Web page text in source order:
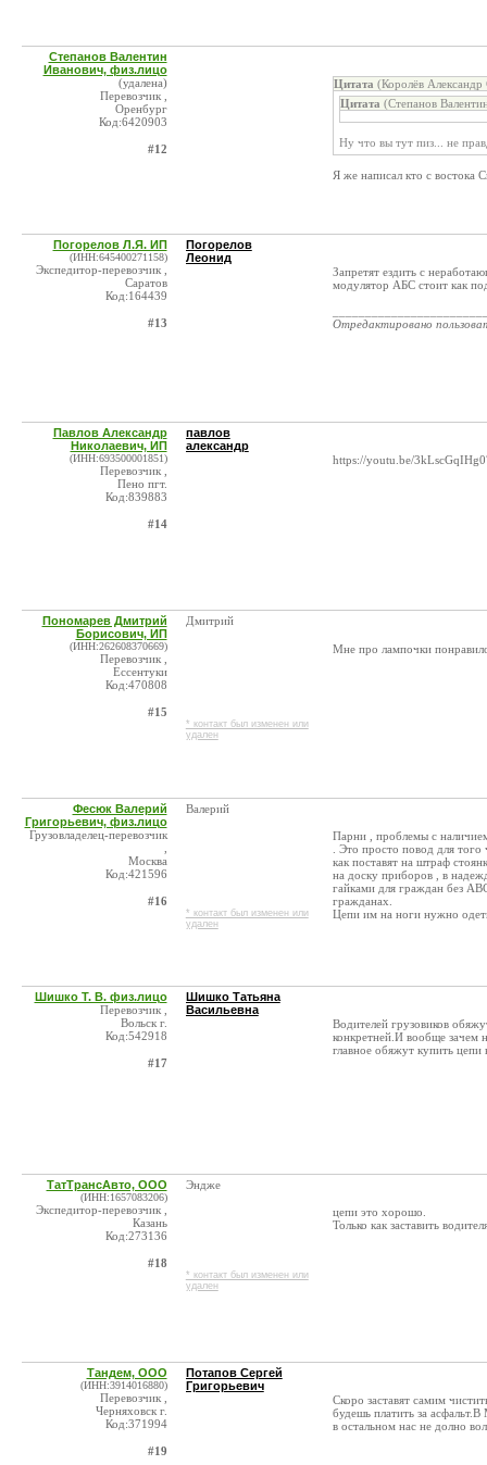
Степанов Валентин
Иванович, физ.лицо
(удалена)
Перевозчик ,
Оренбург
Код:6420903
#12
Цитата (Королёв
Цитата (Степанов
Ну что вы тут пиз... не
Я же написал кто с востока
Погорелов Л.Я. ИП
(ИНН:645400271158)
Экспедитор-перевозчик ,
Саратов
Код:164439
#13
Погорелов
Леонид
Запретят ездить с
модулятор АБС стоит как
Отредактировано
Павлов Александр
Николаевич, ИП
(ИНН:693500001851)
Перевозчик ,
Пено пгт.
Код:839883
#14
павлов
александр
https://youtu.be/
Пономарев Дмитрий
Борисович, ИП
(ИНН:262608370669)
Перевозчик ,
Ессентуки
Код:470808
#15
Дмитрий
* контакт был изменен или
удален
Мне про лампочки
Фесюк Валерий
Григорьевич, физ.лицо
Грузовладелец-перевозчик
Москва
Код:421596
#16
Валерий
* контакт был изменен или
удален
Парни , проблемы с
. Это просто повод для
как поставят на штраф
на доску приборов , в
гайками для граждан без
гражданах.
Цепи им на ноги нужно
Шишко Т. В. физ.лицо
Перевозчик ,
Вольск г.
Код:542918
#17
Шишко Татьяна
Васильевна
Водителей грузовиков
конкретней.И вообще зачем
главное обяжут купить цепи
ТатТрансАвто, ООО
(ИНН:1657083206)
Экспедитор-перевозчик ,
Казань
Код:273136
#18
Эндже
* контакт был изменен или
удален
цепи это хорошо.
Только как заставить
Тандем, ООО
(ИНН:3914016880)
Перевозчик ,
Черняховск г.
Код:371994
#19
Потапов Сергей
Григорьевич
Скоро заставят самим
будешь платить за
в остальном нас не долно